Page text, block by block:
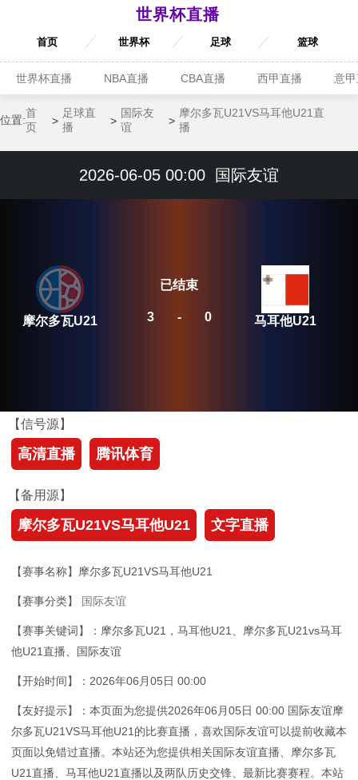
世界杯直播
首页 世界杯 足球 篮球
世界杯直播 NBA直播 CBA直播 西甲直播 意
位置:
首
页
足球直
播
国际友
谊
摩尔多瓦U21VS马耳他U21直
播
2026-06-05 00:00 国际友谊
摩尔多瓦U21 3 - 0
已结束
马耳他U21
【信号源】
高清直播 腾讯体育
【备用源】
摩尔多瓦U21VS马耳他U21 文字直播
【赛事名称】摩尔多瓦U21VS马耳他U21
【赛事分类】 国际友谊
【赛事关键词】：摩尔多瓦U21，马耳他U21、摩尔多瓦U21vs马耳
他U21直播、国际友谊
【开始时间】：2026年06月05日 00:00
【友好提示】：本页面为您提供2026年06月05日 00:00 国际友谊摩
尔多瓦U21VS马耳他U21的比赛直播，喜欢国际友谊可以提前收藏本
页面以免错过直播。本站还为您提供相关国际友谊直播、摩尔多瓦
U21直播、马耳他U21直播以及两队历史交锋、最新比赛赛程。本站